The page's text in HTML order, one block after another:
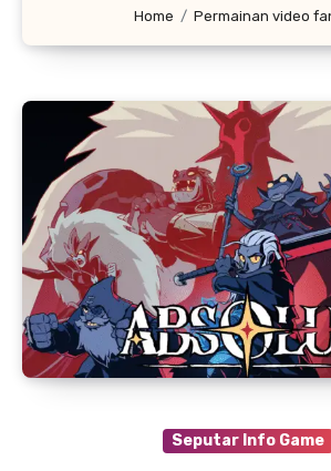
Home Permainan video
Seputar Info Game